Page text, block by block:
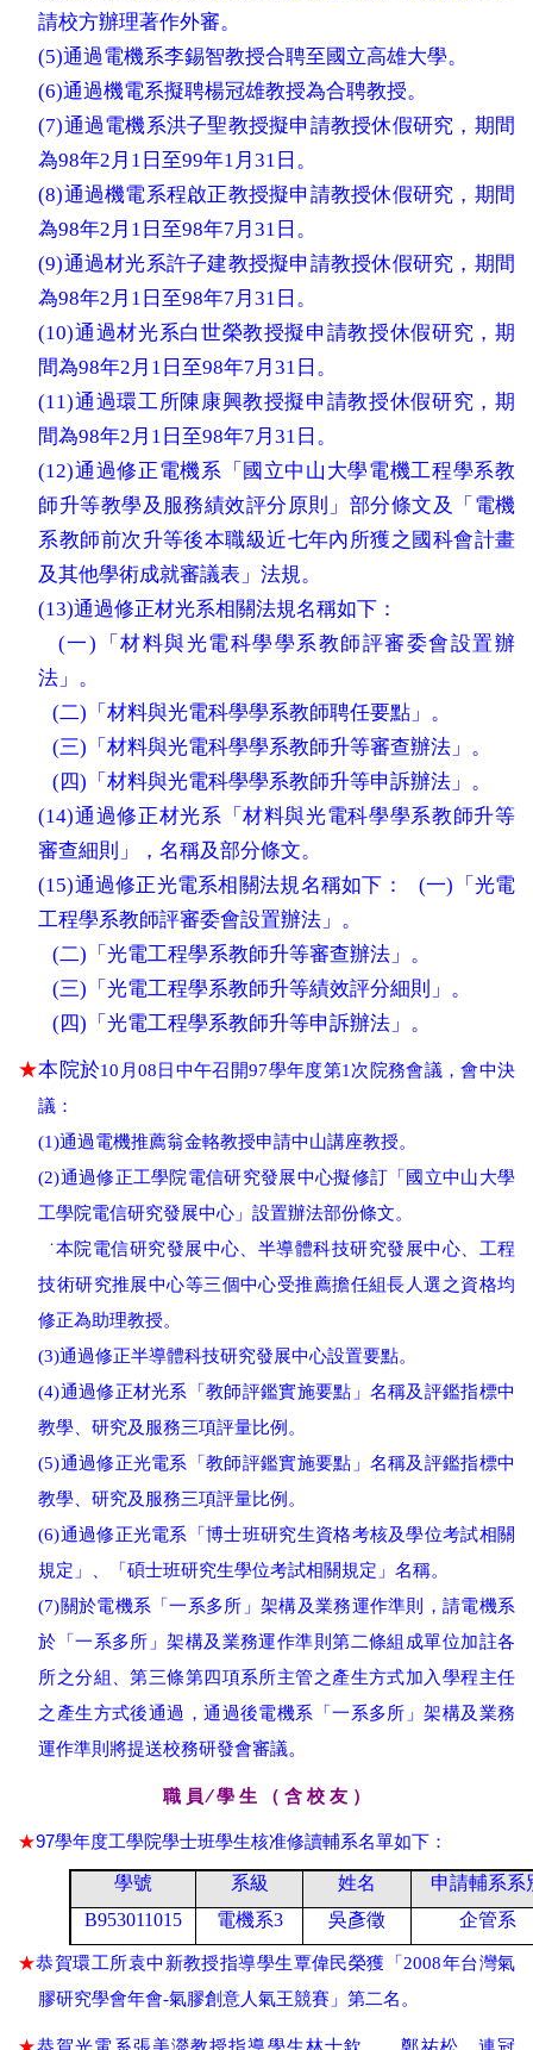
請校方辦理著作外審。
(5)通過電機系李錫智教授合聘至國立高雄大學。
(6)通過機電系擬聘楊冠雄教授為合聘教授。
(7)通過電機系洪子聖教授擬申請教授休假研究，期間
為98年2 月 1 日至99年1 月31 日。
(8)通過機電系程啟正教授擬申請教授休假研究，期間
為98年2 月 1 日至98年7 月31 日。
(9)通過材光系許子建教授擬申請教授休假研究，期間
為98年2 月 1 日至98年7 月31 日。
(10)通過材光系白世榮教授擬申請教授休假研究，期
間為98年2 月 1 日至98年7 月31 日。
(11)通過環工所陳康興教授擬申請教授休假研究，期
間為98年2 月 1 日至98年7 月31 日。
(12)通過修正電機系「國立中山大學電機工程學系教
師升等教學及服務績效評分原則」部分條文及「電機
系教師前次升等後本職級近七年內所獲之國科會計畫
及其他學術成就審議表」法規。
(13)通過修正材光系相關法規名稱如下：
(一)「材料與光電科學學系教師評審委會設置辦
法」。
(二)「材料與光電科學學系教師聘任要點」。
(三)「材料與光電科學學系教師升等審查辦法」。
(四)「材料與光電科學學系教師升等申訴辦法」。
(14)通過修正材光系「材料與光電科學學系教師升等
審查細則」，名稱及部分條文。
(15)通過修正光電系相關法規名稱如下：
(一)「光電
工程學系教師評審委會設置辦法」。
(二)「光電工程學系教師升等審查辦法」。
(三)「光電工程學系教師升等績效評分細則」。
(四)「光電工程學系教師升等申訴辦法」。
★本院於10 月08 日中午召開97學年度第1 次院務會議，會中決
議：
(1)通過電機推薦翁金輅教授申請中山講座教授。
(2)通過修正工學院電信研究發展中心擬修訂「國立中山大學
工學院電信研究發展中心」設置辦法部份條文。
˙本院電信研究發展中心、半導體科技研究發展中心、工程
技術研究推展中心等三個中心受推薦擔任組長人選之資格均
修正為助理教授。
(3)通過修正半導體科技研究發展中心設置要點。
(4)通過修正材光系「教師評鑑實施要點」名稱及評鑑指標中
教學、研究及服務三項評量比例。
(5)通過修正光電系「教師評鑑實施要點」名稱及評鑑指標中
教學、研究及服務三項評量比例。
(6)通過修正光電系「博士班研究生資格考核及學位考試相關
規定」、「碩士班研究生學位考試相關規定」名稱。
(7)關於電機系「一系多所」架構及業務運作準則，請電機系
於「一系多所」架構及業務運作準則第二條組成單位加註各
所之分組、第三條第四項系所主管之產生方式加入學程主任
之產生方式後通過，通過後電機系「一系多所」架構及業務
運作準則將提送校務研發會審議。
職 員 ∕ 學 生 （ 含 校 友 ）
★97學年度工學院學士班學生核准修讀輔系名單如下：
學號 系級 姓名
申請輔系系
B953011015
電機系3 吳彥徵 企管系
★恭賀環工所袁中新教授指導學生覃偉民榮獲「 2008年台灣氣
膠研究學會年會-氣膠創意人氣王競賽」第二名 。
★